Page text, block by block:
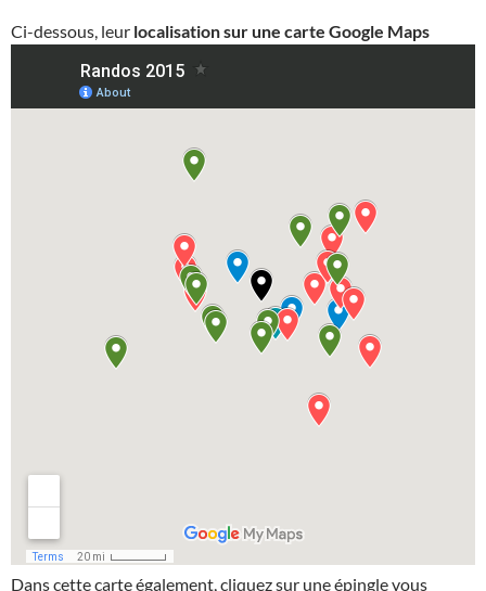
Ci-dessous, leur localisation sur une carte Google Maps
Dans cette carte également, cliquez sur une épingle vous